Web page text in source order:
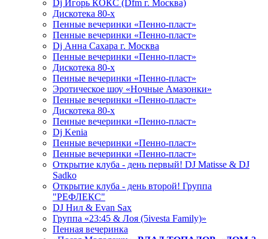
Dj Игорь КОКС (Dfm г. Москва)
Дискотека 80-х
Пенные вечеринки «Пенно-пласт»
Пенные вечеринки «Пенно-пласт»
Dj Анна Сахара г. Москва
Пенные вечеринки «Пенно-пласт»
Дискотека 80-х
Пенные вечеринки «Пенно-пласт»
Эротическое шоу «Ночные Амазонки»
Пенные вечеринки «Пенно-пласт»
Дискотека 80-х
Пенные вечеринки «Пенно-пласт»
Dj Kenia
Пенные вечеринки «Пенно-пласт»
Пенные вечеринки «Пенно-пласт»
Открытие клуба - день первый! DJ Matisse & DJ
Sadko
Открытие клуба - день второй! Группа
"РЕФЛЕКС"
DJ Нил & Evan Sax
Группа «23:45 & Лоя (5ivesta Family)»
Пенная вечеринка